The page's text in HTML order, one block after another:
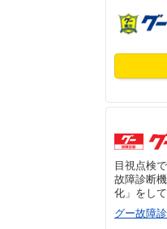
目視点検
故障診断
化」をして
グー故障